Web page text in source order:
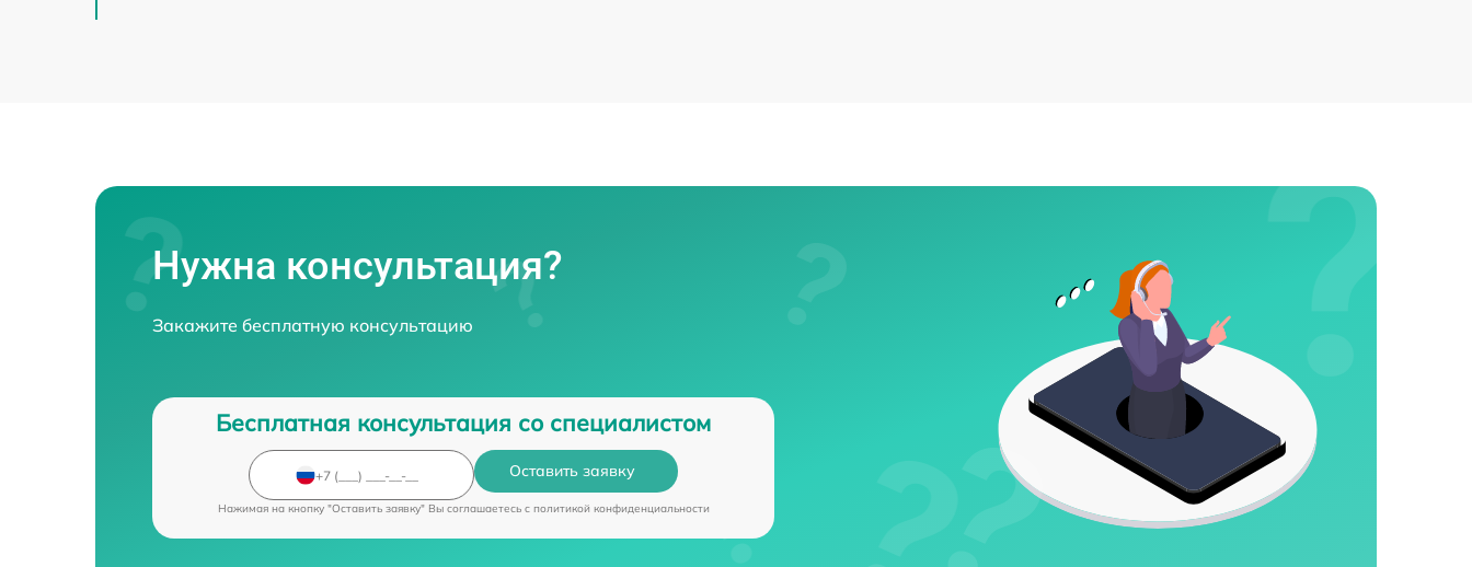
Ремонт оптики 2000 р
650 р
Нужна консультация?
Закажите бесплатную консультацию
Бесплатная консультация со специалистом
Оставить заявку
Нажимая на кнопку "Оставить заявку" Вы соглашаетесь c политикой конфиденциальности